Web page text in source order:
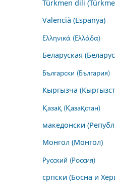
Türkmen dili
Valencià (Espanya)
Ελληνικά (Ελλάδα)
Беларуская
Български (България)
Кыргызча
Қазақ (Қазақстан)
македонски
Монгол (Монгол)
Русский (Россия)
српски (Босна и